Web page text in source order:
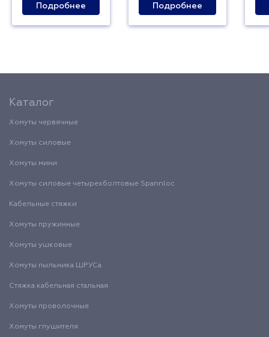
Подробнее Подробнее
Каталог
Хомуты червячные
Хомуты силовые
Хомуты мини
Хомуты силовые четырехболтовые Spannloc
Кабельные стяжки
Хомуты пружинные
Хомуты ушковые
Хомуты пыльника ШРУСа
Стяжка кабельная стальная
Хомуты проволочные
Хомуты глушителя